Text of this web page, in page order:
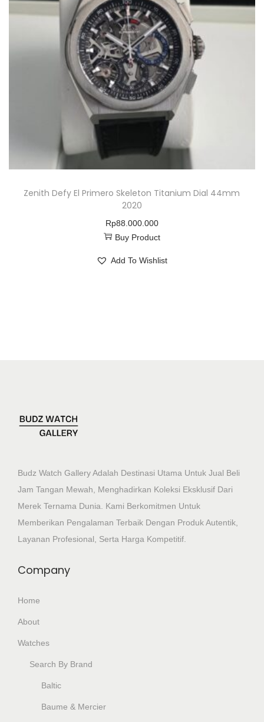
N
Zenith Defy El Primero Skeleton Titanium Dial 44mm
2020
Rp88.000.000
Buy Product
Add To Wishlist
Budz Watch Gallery Adalah Destinasi Utama Untuk Jual Beli
Jam Tangan Mewah, Menghadirkan Koleksi Eksklusif Dari
Merek Ternama Dunia. Kami Berkomitmen Untuk
Memberikan Pengalaman Terbaik Dengan Produk Autentik,
Layanan Profesional, Serta Harga Kompetitif.
Company
Home
About
Watches
Search By Brand
Baltic
Baume & Mercier